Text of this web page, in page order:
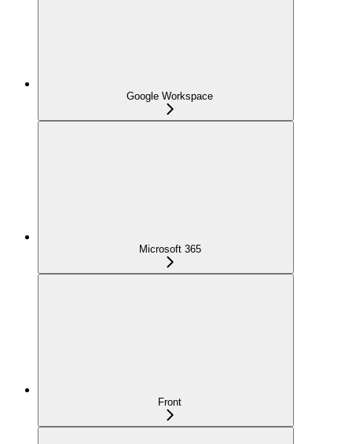
Google Workspace
Microsoft 365
Front